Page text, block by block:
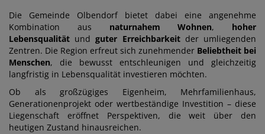
Die Gemeinde Olbendorf bietet dabei eine angenehme
Kombination aus naturnahem Wohnen, hoher
Lebensqualität undguter Erreichbarkeitder umliegenden
Zentren. Die Region erfreut sich zunehmender Beliebtheit bei
Menschen, die bewusst entschleunigen und gleichzeitig
langfristig in Lebensqualität investieren möchten.
Ob als großzügiges Eigenheim, Mehrfamilienhaus,
Generationenprojekt oder wertbeständige Investition – diese
Liegenschaft eröffnet Perspektiven, die weit über den
heutigen Zustand hinausreichen.